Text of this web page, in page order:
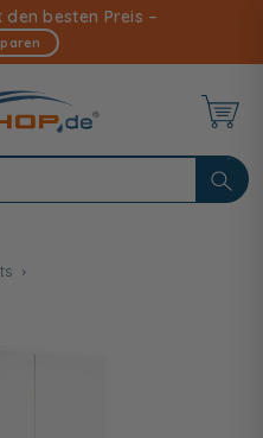
den besten Preis –